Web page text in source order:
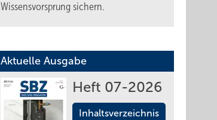
Wissensvorsprung sichern.
Aktuelle Ausgabe
Heft 07-2026
Inhaltsverzeichnis